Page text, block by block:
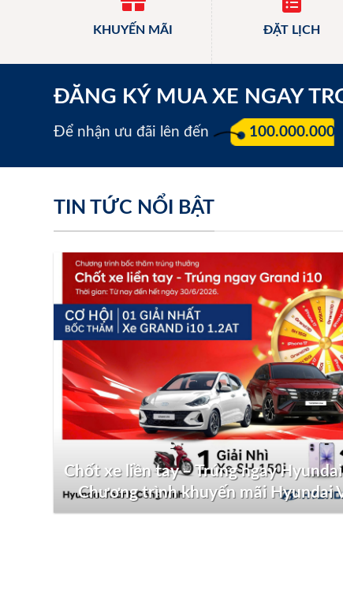
KHUYẾN MÃI ĐẶT LỊCH
ĐĂNG KÝ MUA XE NGAY
Để nhận ưu đãi lên đến 100.000.000 đ
TIN TỨC NỔI BẬT
Chốt xe liền tay – Trúng ngay
Chương trình khuyến mãi Hyundai